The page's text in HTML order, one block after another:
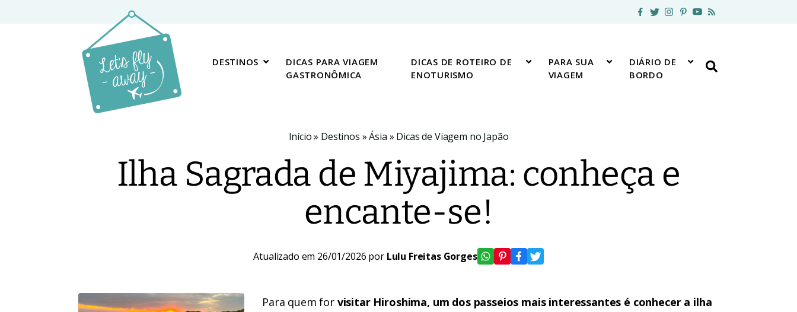
DESTINOS
DICAS PARA VIAGEM
GASTRONÔMICA
DICAS DE ROTEIRO DE
ENOTURISMO
PARA SUA
VIAGEM
DIÁRIO DE
BORDO
Início» Destinos »Ásia » Dicas de Viagem no Japão
Ilha Sagrada de Miyajima: conheça e
encante-se!
Atualizado em 26/01/2026 por Lulu Freitas Gorges
Para quem for visitar Hiroshima, um dos passeios mais interessantes é conhecer a ilha